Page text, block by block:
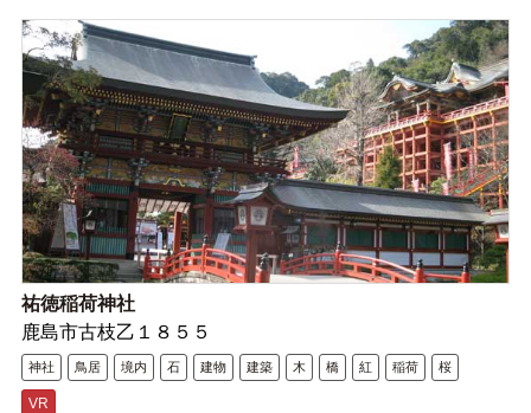
祐徳稲荷神社
鹿島市古枝乙１８５５
神社 鳥居 境内 石 建物 建築 木 橋 紅 稲荷 桜
VR